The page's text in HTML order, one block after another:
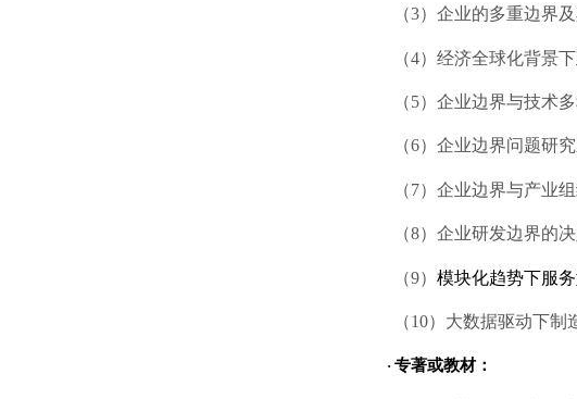
（3）企业的多重边界
（4）经济全球化背景
（5）企业边界与技术
（6）企业边界问题研
（7）企业边界与产业
（8）企业研发边界的
（9） 模块化趋势下服
（10） 大数据驱动下制
· 专著或教材：